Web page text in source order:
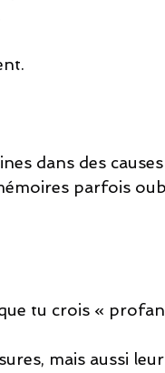
dans des
parfois
tu crois «
mais aussi